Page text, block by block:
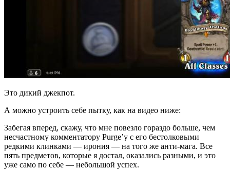
Это дикий джекпот.
А можно устроить себе пытку, как на видео ниже:
Забегая вперед, скажу, что мне повезло гораздо больше, чем
несчастному комментатору Purge’у с его бестолковыми
редкими клинками — ирония — на того же анти-мага. Все
пять предметов, которые я достал, оказались разными, и это
уже само по себе — небольшой успех.